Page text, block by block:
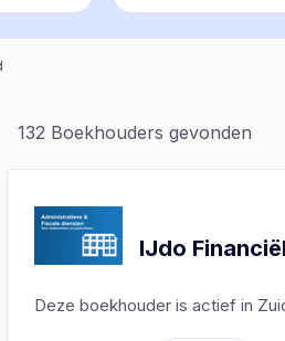
132 Boekhouders gevonden
IJdo
Deze boekhouder is actief in